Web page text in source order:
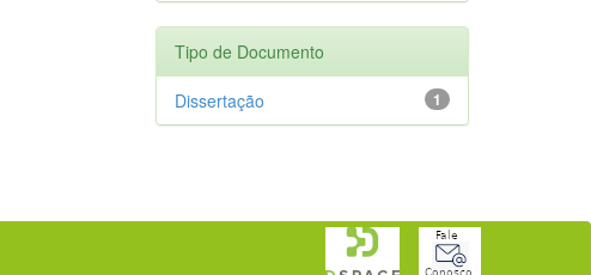
Tipo de Documento
1
Dissertação